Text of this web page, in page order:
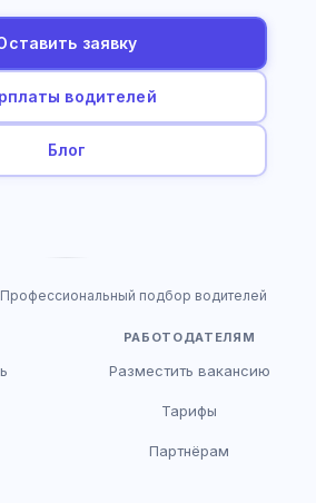
заявку
водителей
Блог
подбор водителей
РАБОТОДАТЕЛЯМ
Разместить вакансию
Тарифы
Партнёрам